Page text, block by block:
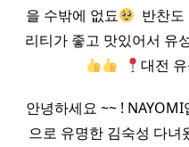
을 수밖에 없됴
반찬
리티가 좋고 맛있어서​ 유
대전
안녕하세요 ~~ ! NAYOMI
으로 유명한 김숙성 다녀